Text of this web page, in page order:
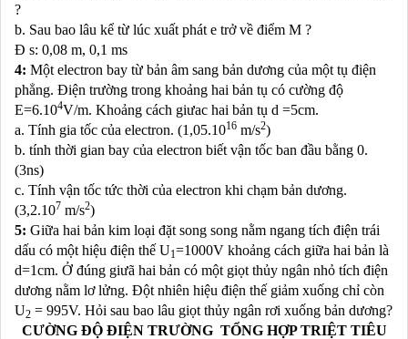
?
b. Sau bao lâu kể từ lúc xuất phát e trở về điểm M ?
Đ s: 0,08 m, 0,1 ms
4: Một electron bay từ bản âm sang bản dương của một tụ điện
phẳng. Điện trường trong khoảng hai bản tụ có cường độ
E=6.104V/m. Khoảng cách giưac hai bản tụ d =5cm.
a. Tính gia tốc của electron. (1,05.1016 m/s2)
b. tính thời gian bay của electron biết vận tốc ban đầu bằng 0.
(3ns)
c. Tính vận tốc tức thời của electron khi chạm bản dương.
(3,2.107 m/s2)
5: Giữa hai bản kim loại đặt song song nằm ngang tích điện trái
dấu có một hiệu điện thế U1=1000V khoảng cách giữa hai bản là
d=1cm. Ở đúng giưã hai bản có một giọt thủy ngân nhỏ tích điện
dương nằm lơ lửng. Đột nhiên hiệu điện thế giảm xuống chỉ còn
U2 = 995V. Hỏi sau bao lâu giọt thủy ngân rơi xuống bản dương?
CƯỜNG ĐỘ ĐIỆN TRƯỜNG TỔNG HỢP TRIỆT TIÊU